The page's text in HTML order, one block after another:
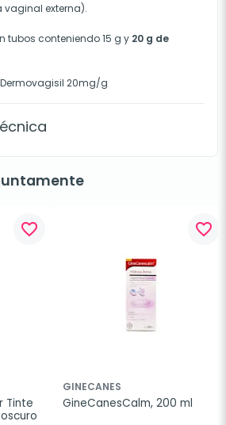
vaginal externa).
tubos conteniendo 15 g y 20 g de
Dermovagisil 20mg/g
favorite_border
Tinte
favorite_border
GINECANES
GineCanesCalm, 200 ml